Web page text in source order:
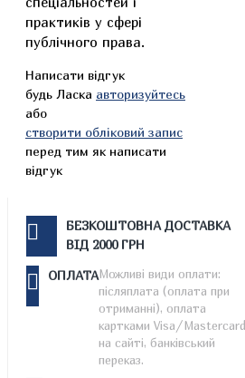
практиків у сфері
публічного права.
Написати відгук
будь Ласка авторизуйтесь
або
створити обліковий запис
перед тим як написати
відгук
БЕЗКОШТОВНА ДОСТАВКА
ВІД 2000 ГРН
ОПЛАТАМожливі види оплати:
післяплата (оплата при
отриманні), оплата
картками Visa/Mastercard
на сайті, банківський
переказ.